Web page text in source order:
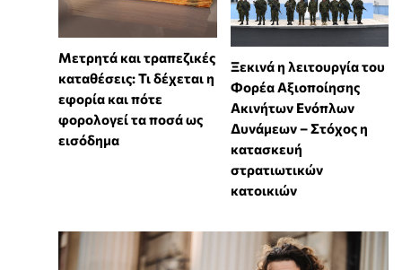
Μετρητά και τραπεζικές
καταθέσεις: Τι δέχεται η
εφορία και πότε
φορολογεί τα ποσά ως
εισόδημα
Ξεκινά η λειτουργία του
Φορέα Αξιοποίησης
Ακινήτων Ενόπλων
Δυνάμεων – Στόχος η
κατασκευή
στρατιωτικών
κατοικιών